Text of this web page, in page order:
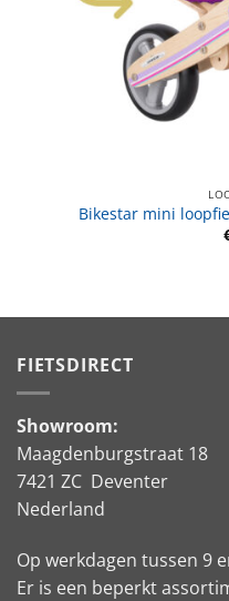
Bikestar mini
FIETSDIRECT
Showroom:
Maagdenburgstraat 18
7421 ZC Deventer
Nederland
Op werkdagen tussen 9
Er is een beperkt